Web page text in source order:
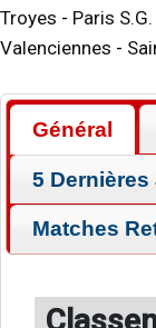
Troyes - Paris S.G.
Valenciennes -
Général
5
Matches